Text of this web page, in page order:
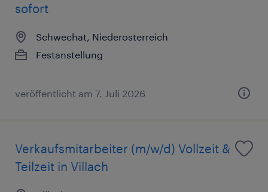
sofort
Schwechat, Niederosterreich
Festanstellung
veröffentlicht am 7. Juli 2026
Verkaufsmitarbeiter (m/w/d) Vollzeit &
Teilzeit in Villach